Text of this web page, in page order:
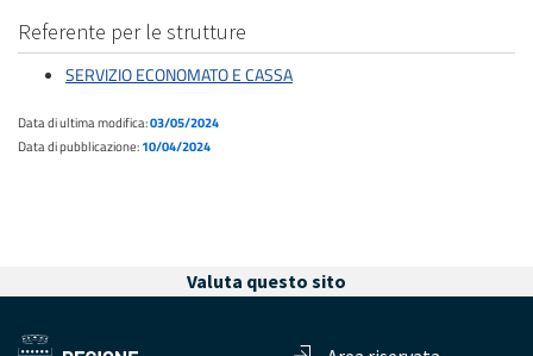
Referente per le strutture
SERVIZIO ECONOMATO E CASSA
Data di ultima modifica:03/05/2024
Data di pubblicazione:10/04/2024
Valuta questo sito